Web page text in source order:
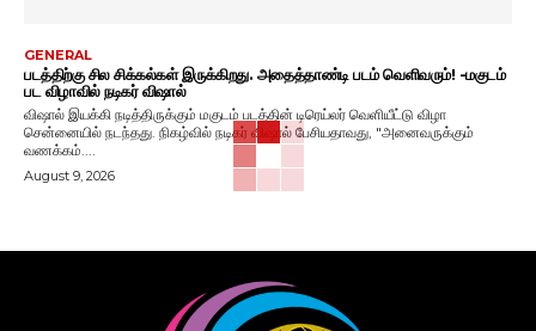
GENERAL
படத்திற்கு சில சிக்கல்கள் இருக்கிறது. அதைத்தாண்டி படம் வெளிவரும்! -மகுடம்
பட விழாவில் நடிகர் விஷால்
விஷால் இயக்கி நடித்திருக்கும் மகுடம் படத்தின் டிரெய்லர் வெளியீட்டு விழா
சென்னையில் நடந்தது. நிகழ்வில் நடிகர் விஷால் பேசியதாவது, "அனைவருக்கும்
வணக்கம்....
August 9, 2026